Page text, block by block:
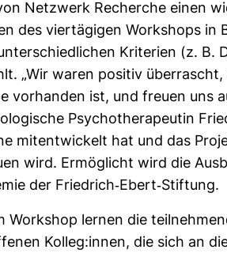
Netz­werk Recherche einen
des vier­tä­gigen Work­shops in
Kri­te­rien (z. B.
„Wir waren positiv
vor­handen ist, und freuen uns
Psy­cho­the­ra­peutin
mit­ent­wi­ckelt hat und das
wird. Ermög­licht wird die
der Fried­rich-​Ebert-​Stif­tung.
Work­shop lernen die
Kolleg:innen, die sich an